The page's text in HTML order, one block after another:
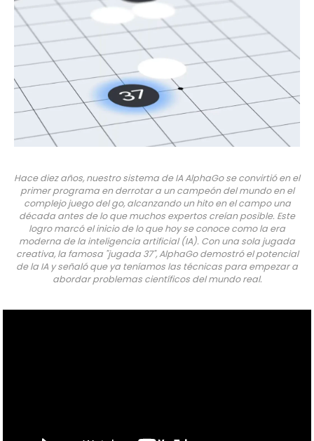
Hace diez años, nuestro sistema de IA AlphaGo se convirtió en el
primer programa en derrotar a un campeón del mundo en el
complejo juego del go, alcanzando un hito en el campo una
década antes de lo que muchos expertos creían posible. Este
logro marcó el inicio de lo que hoy se conoce como la era
moderna de la inteligencia artificial (IA). Con una sola jugada
creativa, la famosa "jugada 37", AlphaGo demostró el potencial
de la IA y señaló que ya teníamos las técnicas para empezar a
abordar problemas científicos del mundo real.